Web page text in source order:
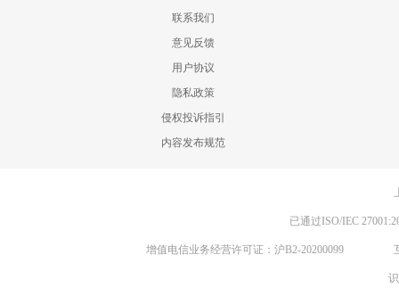
联系我们
意见反馈
用户协议
隐私政策
侵权投诉指引
内容发布规范
已通过ISO/IEC
增值电信业务经营许可证：沪B2-20200099